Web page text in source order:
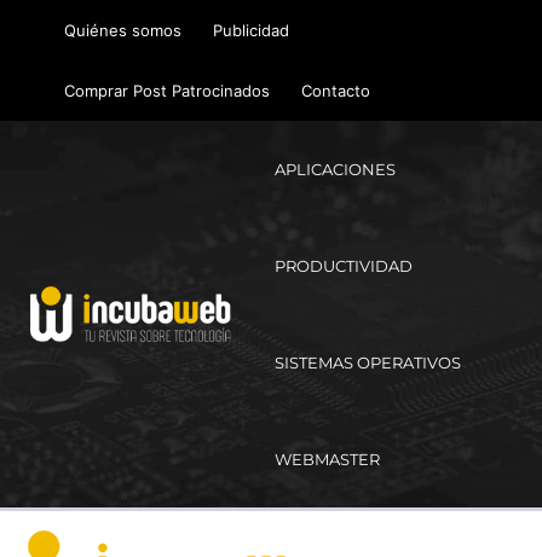
Quiénes somos Publicidad
Comprar Post Patrocinados Contacto
APLICACIONES
PRODUCTIVIDAD
SISTEMAS OPERATIVOS
WEBMASTER